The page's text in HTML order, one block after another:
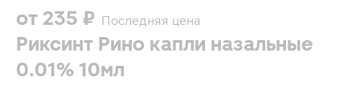
от 235 ₽ Последняя цена
Риксинт Рино капли назальные
0.01% 10мл